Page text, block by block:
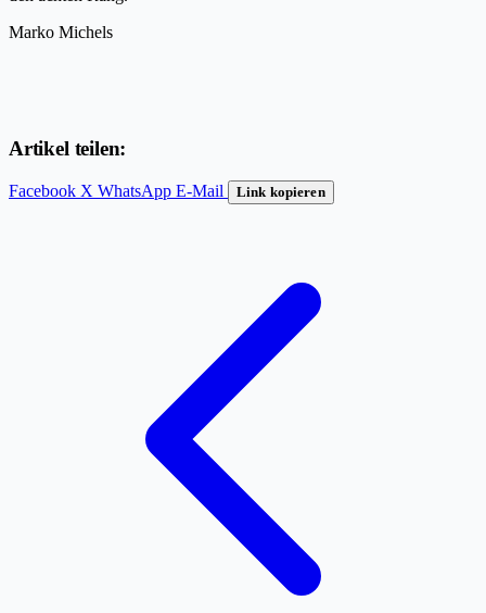
Marko Michels
Artikel teilen:
Facebook X WhatsApp E-Mail Link kopieren